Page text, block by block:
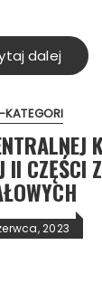
dalej
KATEGORI
II CZĘŚCI
2023